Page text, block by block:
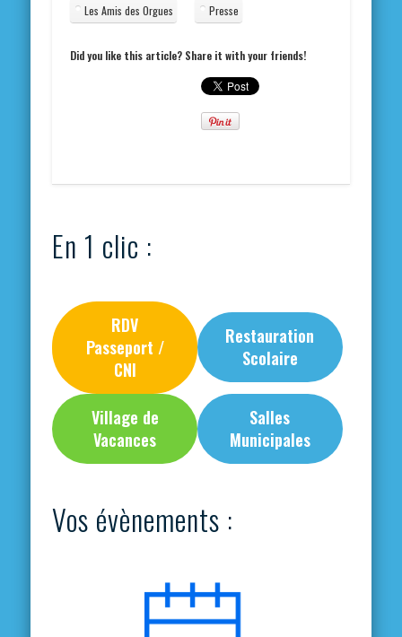
Les Amis des Orgues Presse
Did you like this article? Share it with your friends!
En 1 clic :
RDV
Passeport /
CNI
Restauration
Scolaire
Village de
Vacances
Salles
Municipales
Vos évènements :